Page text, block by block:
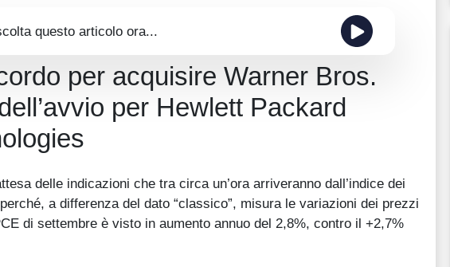
questo articolo ora...
per acquisire Warner Bros.
per Hewlett Packard
delle indicazioni che tra circa un’ora arriveranno dall’indice dei
a differenza del dato “classico”, misura le variazioni dei prezzi
di settembre è visto in aumento annuo del 2,8%, contro il +2,7%